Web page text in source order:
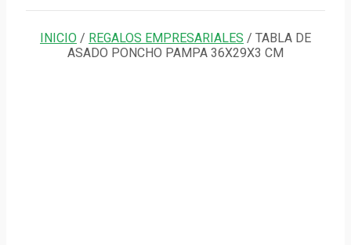
INICIO / REGALOS EMPRESARIALES / TABLA DE
ASADO PONCHO PAMPA 36X29X3 CM